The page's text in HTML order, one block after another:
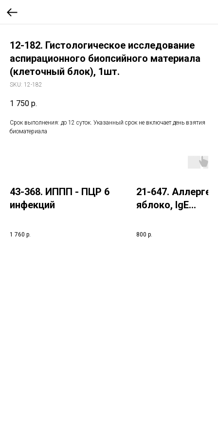
12-182. Гистологическое исследование
аспирационного биопсийного материала
(клеточный блок), 1шт.
SKU: 12-182
1 750 р.
Срок выполнения: до 12 суток. Указанный срок не включает день взятия
биоматериала
43-368. ИППП - ПЦР 6
инфекций
1 760 р.
21-647.
яблоко, IgE
800 р.